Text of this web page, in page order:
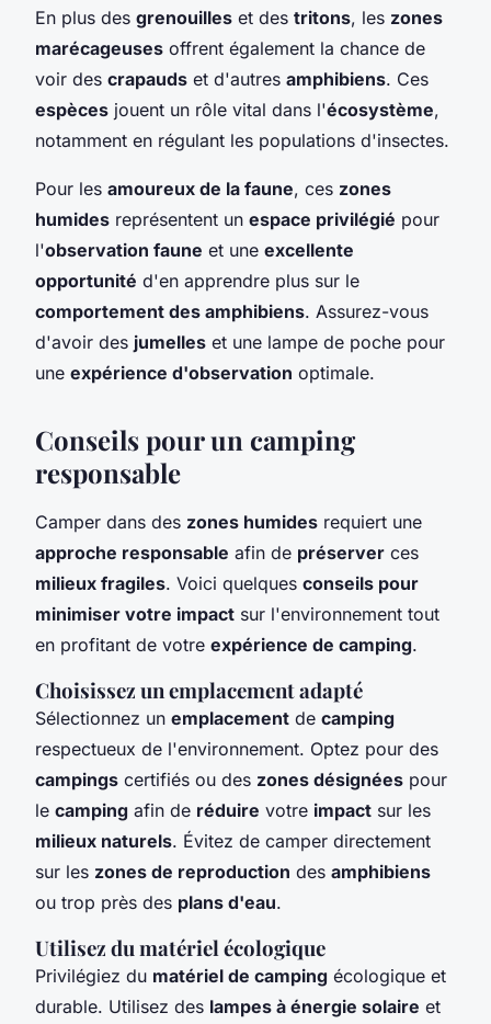
En plus des grenouilles et des tritons, les zones
marécageuses offrent également la chance de
voir des crapauds et d'autres amphibiens. Ces
espèces jouent un rôle vital dans l'écosystème,
notamment en régulant les populations d'insectes.
Pour les amoureux de la faune, ces zones
humides représentent un espace privilégié pour
l'observation faune et une excellente
opportunité d'en apprendre plus sur le
comportement des amphibiens. Assurez-vous
d'avoir des jumelles et une lampe de poche pour
une expérience d'observation optimale.
Conseils pour un camping
responsable
Camper dans des zones humides requiert une
approche responsable afin de préserver ces
milieux fragiles. Voici quelques conseils pour
minimiser votre impact sur l'environnement tout
en profitant de votre expérience de camping.
Choisissez un emplacement adapté
Sélectionnez un emplacement de camping
respectueux de l'environnement. Optez pour des
campings certifiés ou des zones désignées pour
le camping afin de réduire votre impact sur les
milieux naturels. Évitez de camper directement
sur les zones de reproduction des amphibiens
ou trop près des plans d'eau.
Utilisez du matériel écologique
Privilégiez du matériel de camping écologique et
durable. Utilisez des lampes à énergie solaire et